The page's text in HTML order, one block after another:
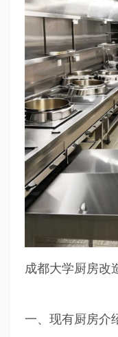
成都大学厨房
一、现有厨房介